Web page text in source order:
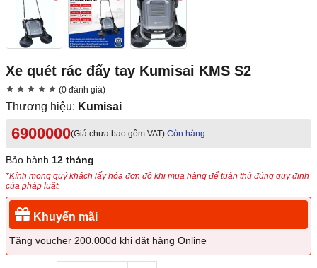
Xe quét rác đẩy tay Kumisai KMS S2
(0 đánh giá)
Thương hiệu: Kumisai
6900000(Giá chưa bao gồm VAT) Còn hàng
Bảo hành 12 tháng
*Kính mong quý khách lấy hóa đơn đỏ khi mua hàng để tuân thủ đúng quy định
của pháp luật.
Khuyến mãi
Tặng voucher 200.000đ khi đặt hàng Online